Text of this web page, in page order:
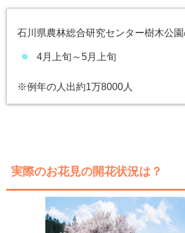
石川県農林総合研究センター樹木公
4月上旬～5月上旬
※例年の人出約1万8000人
実際のお花見の開花状況は？